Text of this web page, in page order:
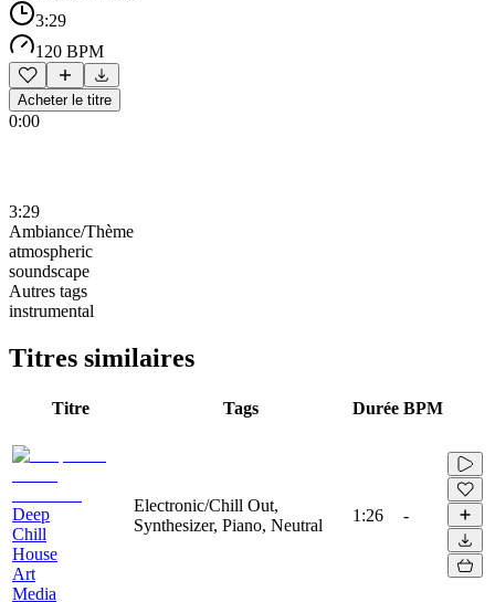
3:29
120 BPM
Acheter le titre
0:00
3:29
Ambiance/Thème
atmospheric
soundscape
Autres tags
instrumental
Titres similaires
Titre Tags Durée BPM
Deep
Chill
House
Art
Media
Electronic/Chill Out,
Synthesizer, Piano, Neutral
1:26 -